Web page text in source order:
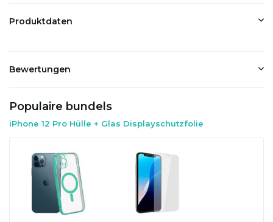
Produktdaten
Bewertungen
Populaire bundels
iPhone 12 Pro Hülle + Glas Displayschutzfolie